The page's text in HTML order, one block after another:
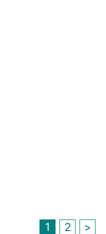
1 2 >